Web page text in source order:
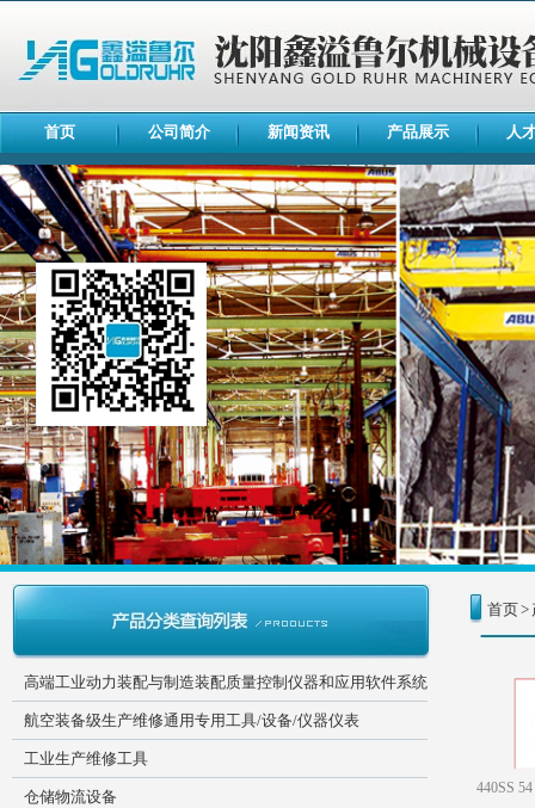
首页 公司简介 新闻资讯 产品展示 人
高端工业动力装配与制造装配质量控制仪器和应用软件系统
航空装备级生产维修通用专用工具/设备/仪器仪表
工业生产维修工具
仓储物流设备
首页>
440SS